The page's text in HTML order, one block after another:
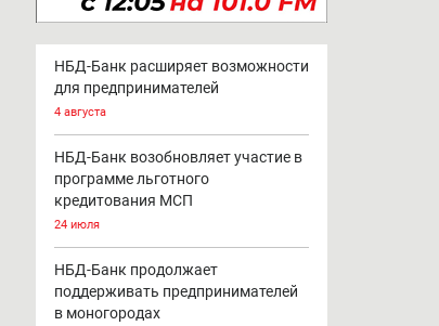
НБД-Банк расширяет возможности
для предпринимателей
4 августа
НБД-Банк возобновляет участие в
программе льготного
кредитования МСП
24 июля
НБД-Банк продолжает
поддерживать предпринимателей
в моногородах